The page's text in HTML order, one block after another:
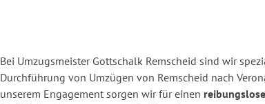
Bei Umzugsmeister Gottschalk Remscheid sind wir
Durchführung von Umzügen von Remscheid nach
unserem Engagement sorgen wir für einen